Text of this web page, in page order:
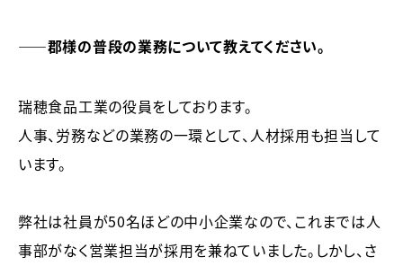
――郡様の普段の業務について教えてください。
瑞穂食品工業の役員をしております。
人事、労務などの業務の一環として、人材採用も担当して
います。
弊社は社員が50名ほどの中小企業なので、これまでは人
事部がなく営業担当が採用を兼ねていました。しかし、さ